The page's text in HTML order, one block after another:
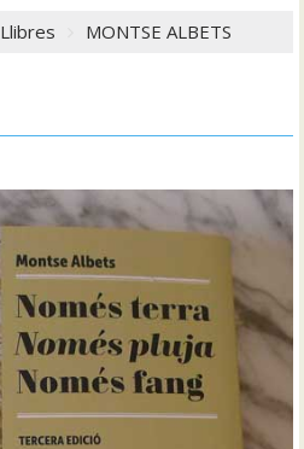
Llibres MONTSE ALBETS